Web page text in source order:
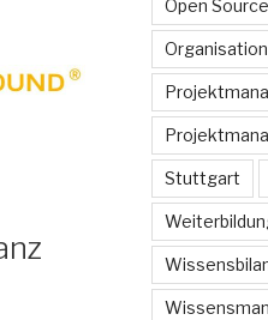
Open Source
Organisation
Stuttgart